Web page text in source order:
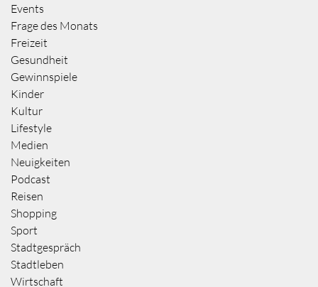
Events
Frage des Monats
Freizeit
Gesundheit
Gewinnspiele
Kinder
Kultur
Lifestyle
Medien
Neuigkeiten
Podcast
Reisen
Shopping
Sport
Stadtgespräch
Stadtleben
Wirtschaft